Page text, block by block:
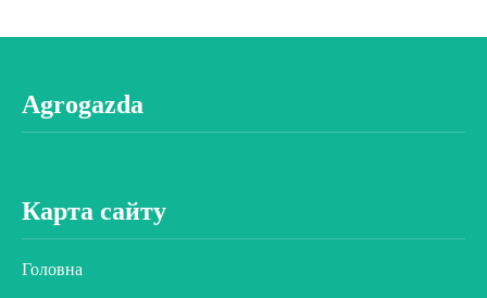
Agrogazda
Карта сайту
Головна